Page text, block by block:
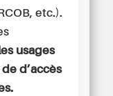
etc.).
usages
d’accès